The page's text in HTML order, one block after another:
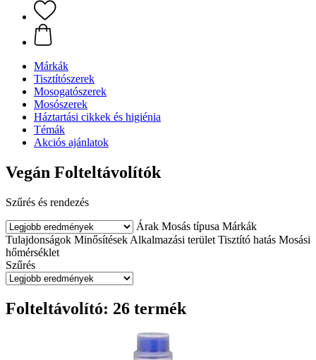
Márkák
Tisztítószerek
Mosogatószerek
Mosószerek
Háztartási cikkek és higiénia
Témák
Akciós ajánlatok
Vegán Folteltávolítók
Szűrés és rendezés
Árak Mosás típusa Márkák
Tulajdonságok Minősítések Alkalmazási terület Tisztító hatás Mosási
hőmérséklet
Szűrés
Folteltávolító: 26 termék